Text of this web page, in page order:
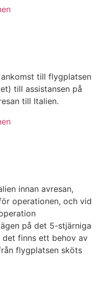
till flygplatsen
till assistansen på
till Italien.
innan avresan,
operationen, och vid
på det 5-stjärniga
finns ett behov av
flygplatsen sköts